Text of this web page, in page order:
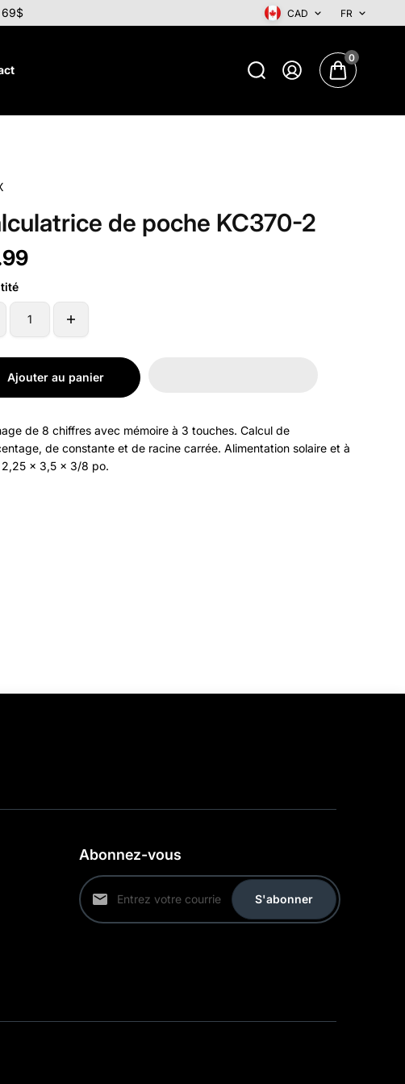
69$ CAD FR
0
de poche KC370-2
Ajouter au panier
de 8 chiffres avec mémoire à 3 touches. Calcul de
de constante et de racine carrée. Alimentation solaire et à
2,25 x 3,5 x 3/8 po.
Abonnez-vous
S'abonner